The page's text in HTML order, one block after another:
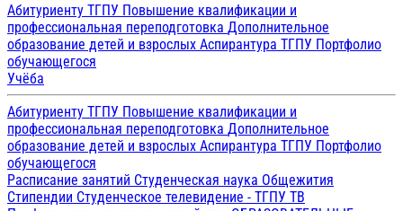
Абитуриенту ТГПУ Повышение квалификации и
профессиональная переподготовка Дополнительное
образование детей и взрослых Аспирантура ТГПУ Портфолио
обучающегося
Учёба
Абитуриенту ТГПУ Повышение квалификации и
профессиональная переподготовка Дополнительное
образование детей и взрослых Аспирантура ТГПУ Портфолио
обучающегося
Расписание занятий Студенческая наука Общежития
Стипендии Студенческое телевидение - ТГПУ ТВ